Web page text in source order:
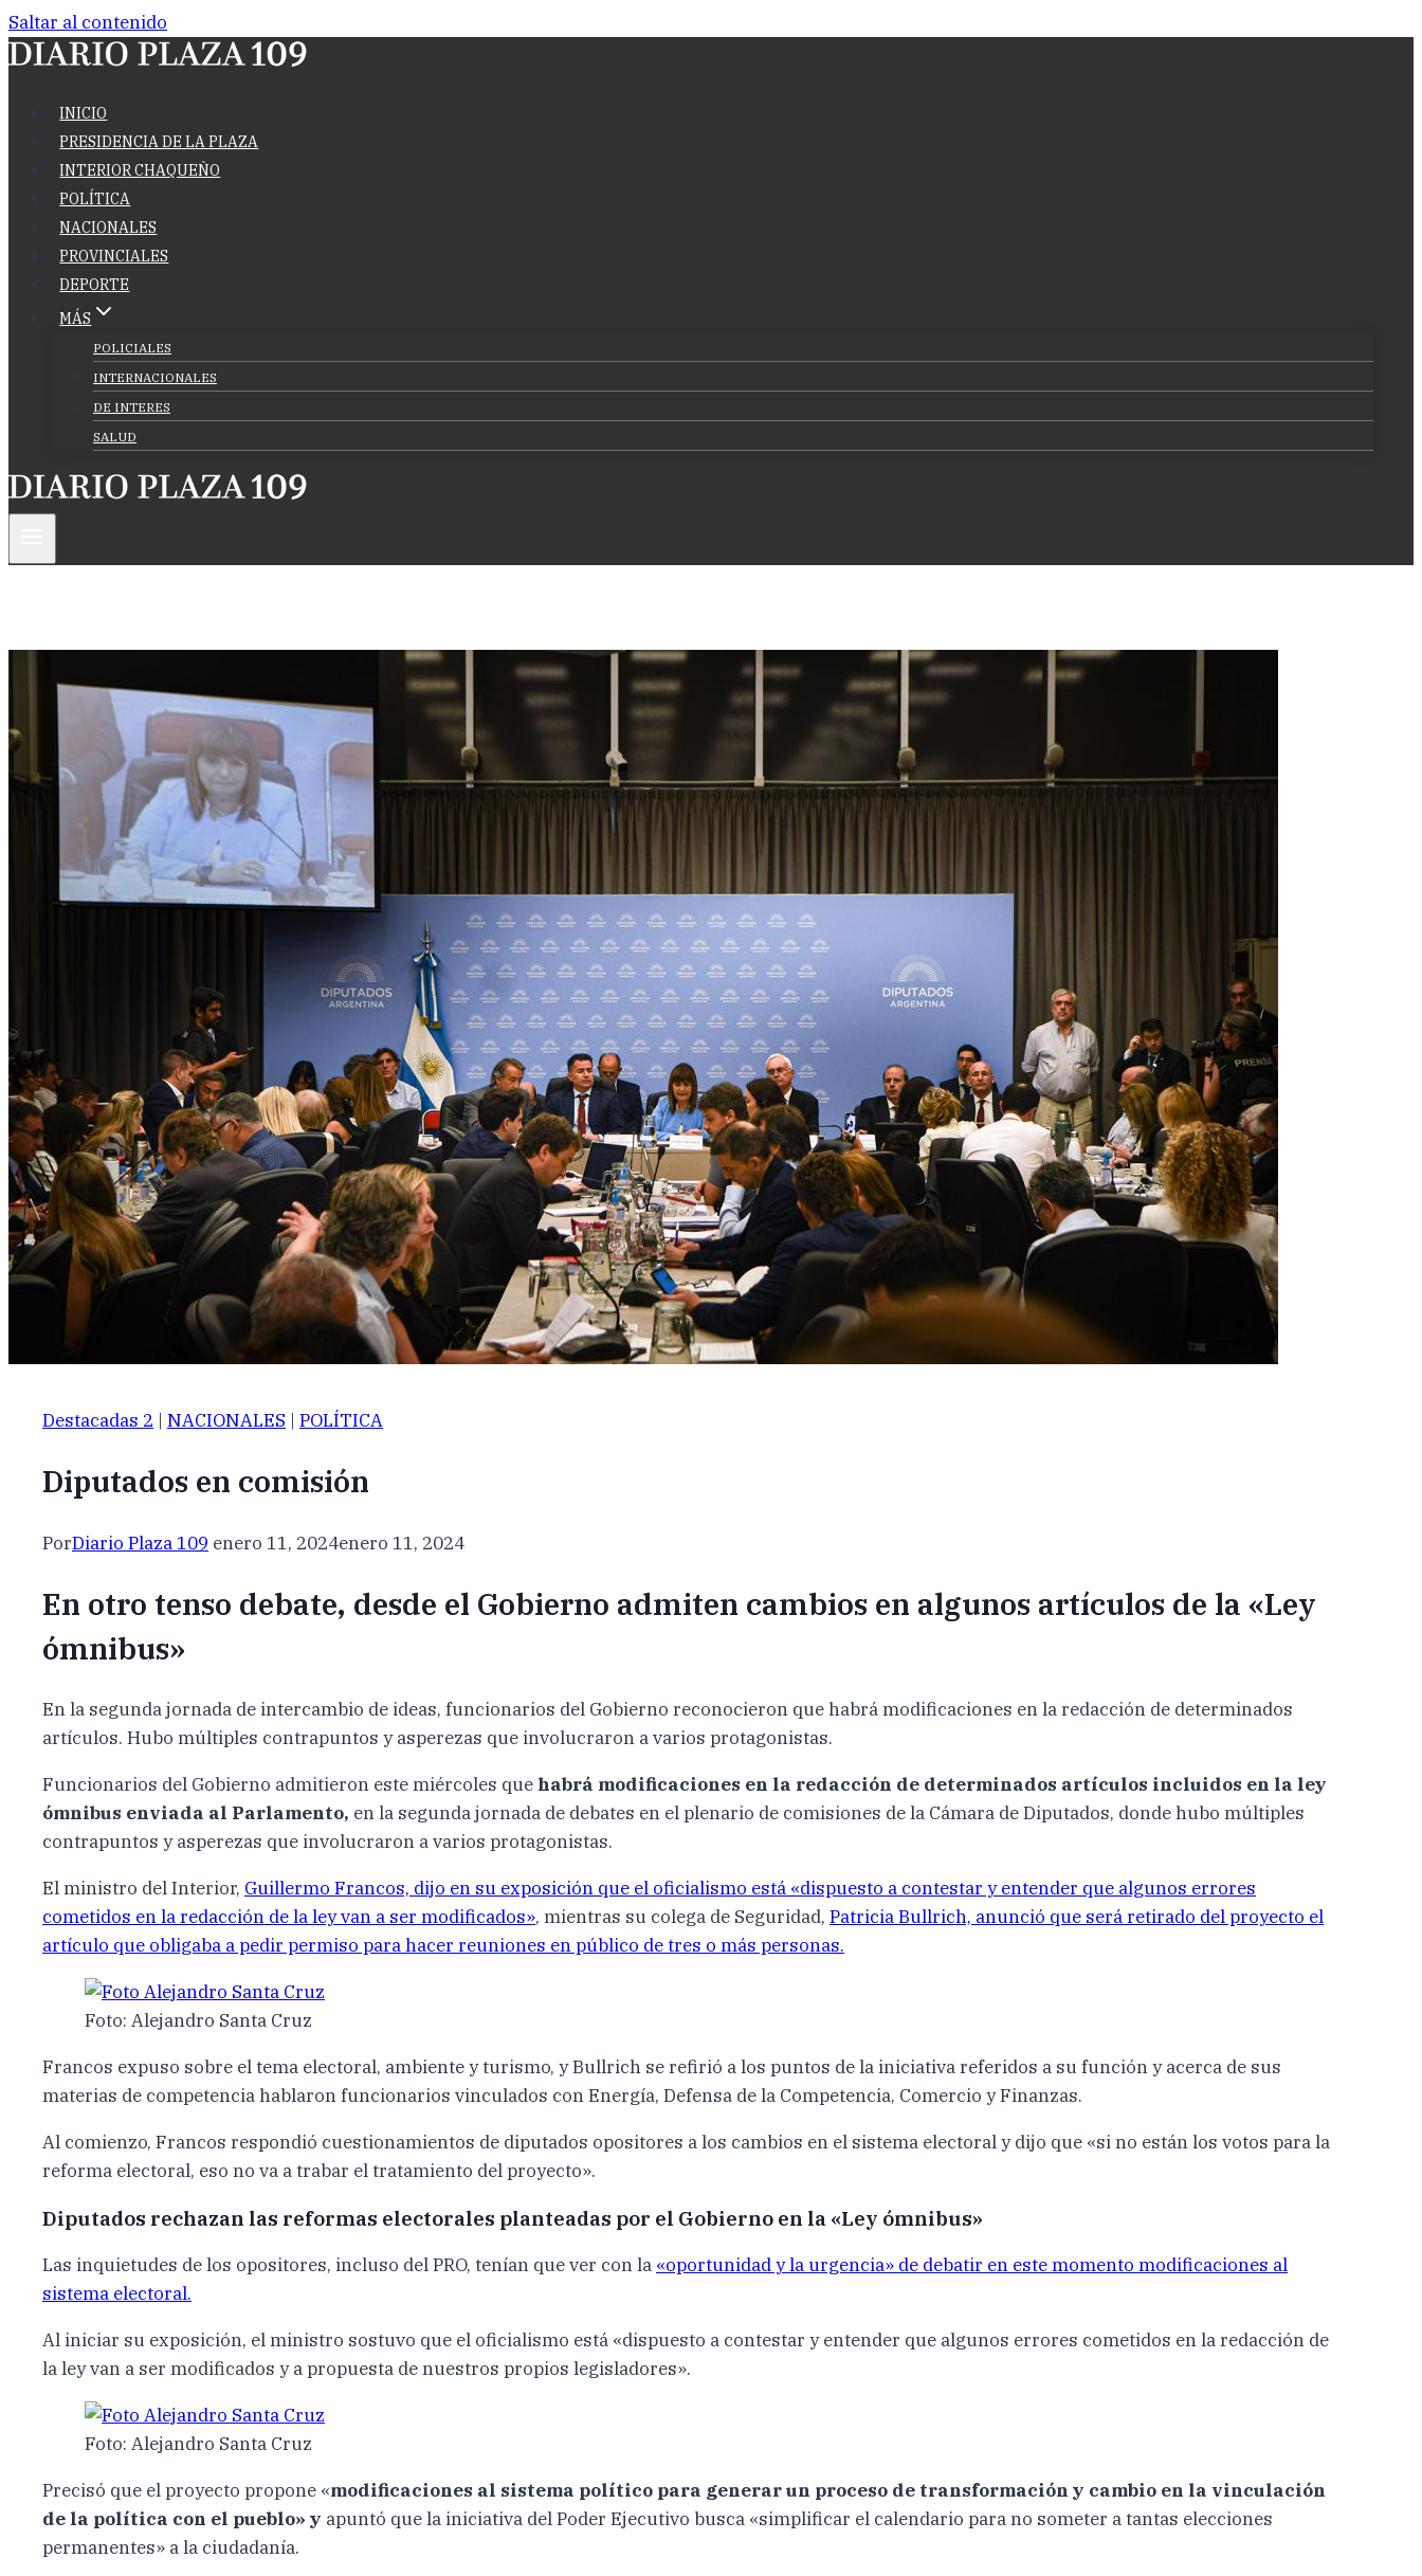
Saltar al contenido
INICIO
PRESIDENCIA DE LA PLAZA
INTERIOR CHAQUEÑO
POLÍTICA
NACIONALES
PROVINCIALES
DEPORTE
MÁS
POLICIALES
INTERNACIONALES
DE INTERES
SALUD
Destacadas 2 | NACIONALES | POLÍTICA
Diputados en comisión
PorDiario Plaza 109 enero 11, 2024enero 11, 2024
En otro tenso debate, desde el Gobierno admiten cambios en algunos artículos de la «Ley
ómnibus»
En la segunda jornada de intercambio de ideas, funcionarios del Gobierno reconocieron que habrá modificaciones en la redacción de determinados
artículos. Hubo múltiples contrapuntos y asperezas que involucraron a varios protagonistas.
Funcionarios del Gobierno admitieron este miércoles que habrá modificaciones en la redacción de determinados artículos incluidos en la ley
ómnibus enviada al Parlamento, en la segunda jornada de debates en el plenario de comisiones de la Cámara de Diputados, donde hubo múltiples
contrapuntos y asperezas que involucraron a varios protagonistas.
El ministro del Interior, Guillermo Francos, dijo en su exposición que el oficialismo está «dispuesto a contestar y entender que algunos errores
cometidos en la redacción de la ley van a ser modificados», mientras su colega de Seguridad, Patricia Bullrich, anunció que será retirado del proyecto el
artículo que obligaba a pedir permiso para hacer reuniones en público de tres o más personas.
Foto: Alejandro Santa Cruz
Francos expuso sobre el tema electoral, ambiente y turismo, y Bullrich se refirió a los puntos de la iniciativa referidos a su función y acerca de sus
materias de competencia hablaron funcionarios vinculados con Energía, Defensa de la Competencia, Comercio y Finanzas.
Al comienzo, Francos respondió cuestionamientos de diputados opositores a los cambios en el sistema electoral y dijo que «si no están los votos para la
reforma electoral, eso no va a trabar el tratamiento del proyecto».
Diputados rechazan las reformas electorales planteadas por el Gobierno en la «Ley ómnibus»
Las inquietudes de los opositores, incluso del PRO, tenían que ver con la «oportunidad y la urgencia» de debatir en este momento modificaciones al
sistema electoral.
Al iniciar su exposición, el ministro sostuvo que el oficialismo está «dispuesto a contestar y entender que algunos errores cometidos en la redacción de
la ley van a ser modificados y a propuesta de nuestros propios legisladores».
Foto: Alejandro Santa Cruz
Precisó que el proyecto propone «modificaciones al sistema político para generar un proceso de transformación y cambio en la vinculación
de la política con el pueblo» y apuntó que la iniciativa del Poder Ejecutivo busca «simplificar el calendario para no someter a tantas elecciones
permanentes» a la ciudadanía.